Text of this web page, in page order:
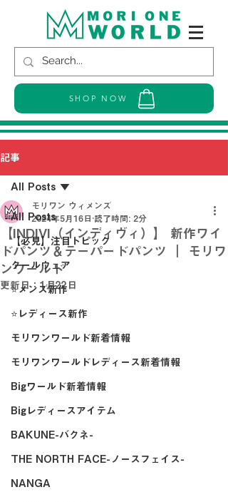
SHOP NOW
記事
All Posts
【必見】注目トピック
クールウェア
⭐メンズ新作
⭐レディース新作
モリワンワールド新着情報
モリワンワールドレディース新着情報
Bigワールド新着情報
Bigレディースアイテム
BAKUNE-バクネ-
THE NORTH FACE-ノースフェイス-
NANGA
All Posts
【INDIVI（インディヴィ）】 新作ワイ
ドパンツ＆テーパードパンツ ｜ モリワ
ンワールド
モリワン ウィメンズ
2024年5月16日 読了時間: 2分
更新日： 1月22日